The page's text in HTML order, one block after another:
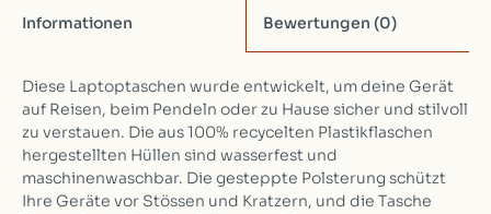
Informationen Bewertungen (0)
Diese Laptoptaschen wurde entwickelt, um deine Gerät
auf Reisen, beim Pendeln oder zu Hause sicher und stilvoll
zu verstauen. Die aus 100% recycelten Plastikflaschen
hergestellten Hüllen sind wasserfest und
maschinenwaschbar. Die gesteppte Polsterung schützt
Ihre Geräte vor Stössen und Kratzern, und die Tasche